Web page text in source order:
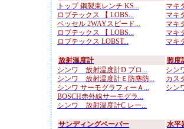
トップ 鋼製束レンチ KS...
ロブテックス 【 LOBS...
ベッセル 2WAYスピード...
ロブテックス 【 LOBS...
ロブテックス LOBST...
マキ
マキ
マキ
マキ
マキ
放射温度計
シンワ 放射温度計D プロ...
シンワ 放射温度計Ｅ防塵防...
シンワ サーモグラフィーＡ...
BOSCH赤外線サーモグラ...
シンワ 放射温度計C レー...
照度
シン
カス
シン
サンディングペーパー
水平